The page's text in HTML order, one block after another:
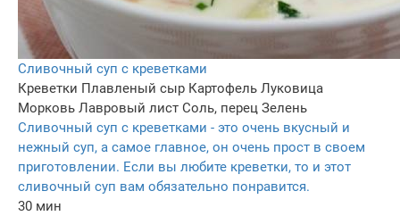
Сливочный суп с креветками
Креветки Плавленый сыр Картофель Луковица
Морковь Лавровый лист Соль, перец Зелень
Сливочный суп с креветками - это очень вкусный и
нежный суп, а самое главное, он очень прост в своем
приготовлении. Если вы любите креветки, то и этот
сливочный суп вам обязательно понравится.
30 мин